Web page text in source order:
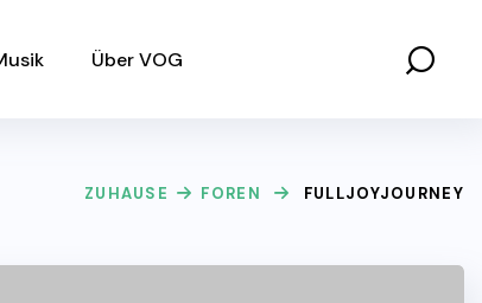
Über VOG
ZUHAUSE FOREN FULLJOYJOURNEY